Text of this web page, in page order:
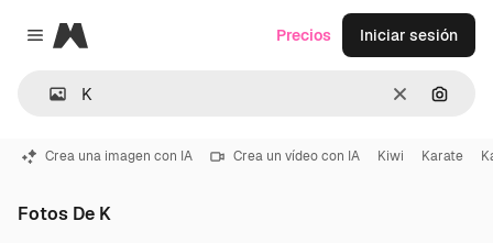
Close menu
Magnific
Borrar
Precios Iniciar sesión
Crea una imagen con IA Crea un vídeo con IA Kiwi Karate
Fotos De K